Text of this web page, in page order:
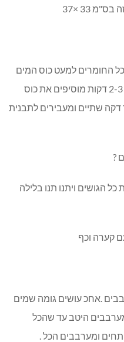
החומרים למעט כוס המים
הרותחים ומערבבים כמה דק אחרי 2-3 דקות מוסיפים את כוס
שתיים ומעבירים לתבנית
הגושים ויתנו תנו בלילה
קערה וכף
.אחכ עושים גומה שמים
היטב עד שהכל
ומערבבים הכל .